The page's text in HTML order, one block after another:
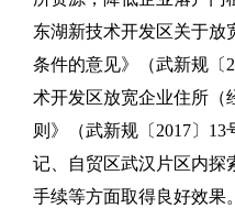
东湖新技术开发区关于放
条件的意见》（武新规〔
术开发区放宽企业住所（
则》（武新规〔2017〕
记、自贸区武汉片区内探
手续等方面取得良好效果